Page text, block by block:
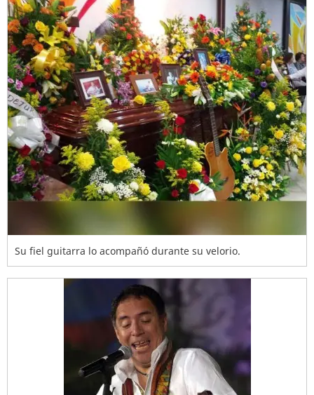
Su fiel guitarra lo acompañó durante su velorio.